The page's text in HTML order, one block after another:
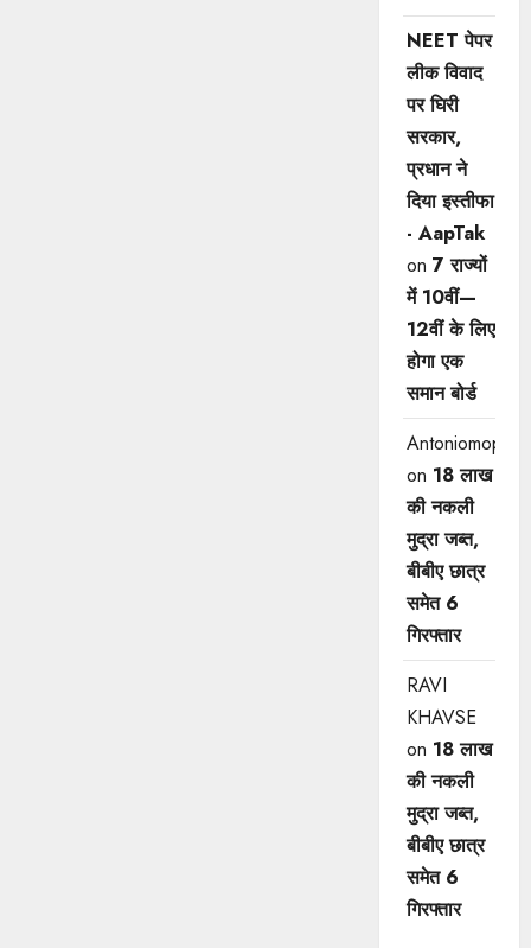
NEET पेपर
लीक विवाद
पर घिरी
सरकार,
प्रधान ने
दिया इस्तीफा
- AapTak
on 7 राज्यों
में 10वीं—
12वीं ​के लिए
होगा एक
समान बोर्ड
Antoniomop
on 18 लाख
की नकली
मुद्रा जब्त,
बीबीए छात्र
समेत 6
गिरफ्तार
RAVI
KHAVSE
on 18 लाख
की नकली
मुद्रा जब्त,
बीबीए छात्र
समेत 6
गिरफ्तार